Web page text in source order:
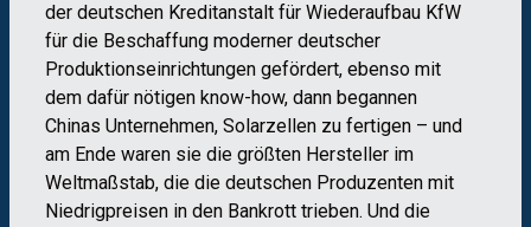
der deutschen Kreditanstalt für Wiederaufbau KfW
für die Beschaffung moderner deutscher
Produktionseinrichtungen gefördert, ebenso mit
dem dafür nötigen know-how, dann begannen
Chinas Unternehmen, Solarzellen zu fertigen – und
am Ende waren sie die größten Hersteller im
Weltmaßstab, die die deutschen Produzenten mit
Niedrigpreisen in den Bankrott trieben. Und die